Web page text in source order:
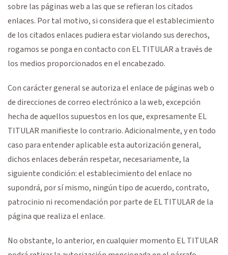
sobre las páginas web a las que se refieran los citados
enlaces. Por tal motivo, si considera que el establecimiento
de los citados enlaces pudiera estar violando sus derechos,
rogamos se ponga en contacto con EL TITULAR a través de
los medios proporcionados en el encabezado.
Con carácter general se autoriza el enlace de páginas web o
de direcciones de correo electrónico a la web, excepción
hecha de aquellos supuestos en los que, expresamente EL
TITULAR manifieste lo contrario. Adicionalmente, y en todo
caso para entender aplicable esta autorización general,
dichos enlaces deberán respetar, necesariamente, la
siguiente condición: el establecimiento del enlace no
supondrá, por sí mismo, ningún tipo de acuerdo, contrato,
patrocinio ni recomendación por parte de EL TITULAR de la
página que realiza el enlace.
No obstante, lo anterior, en cualquier momento EL TITULAR